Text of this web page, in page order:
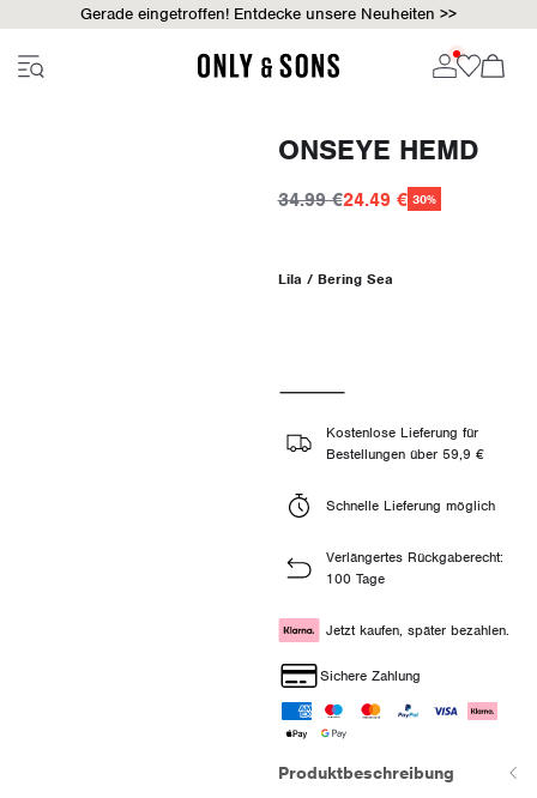
Gerade eingetroffen! Entdecke unsere Neuheiten >>
ONSEYE HEMD
34.99 €24.49 € 30%
Lila / Bering Sea
Kostenlose Lieferung für
Bestellungen über 59,9 €
Schnelle Lieferung möglich
Verlängertes Rückgaberecht:
100 Tage
Jetzt kaufen, später bezahlen.
Sichere Zahlung
Produktbeschreibung